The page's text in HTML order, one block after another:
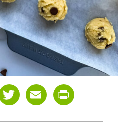
Twitter
Email
Print